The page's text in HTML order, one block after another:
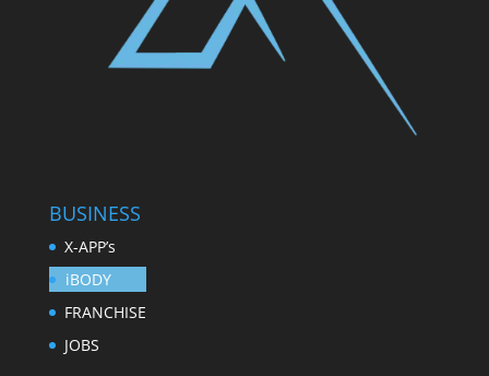
BUSINESS
X-APP’s
iBODY
FRANCHISE
JOBS